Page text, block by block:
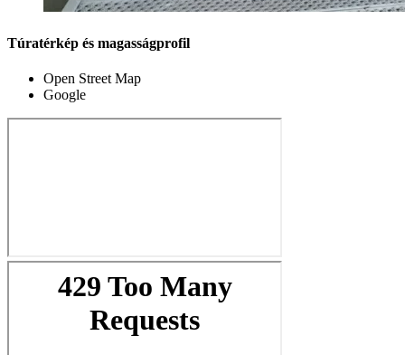
Túratérkép és magasságprofil
Open Street Map
Google